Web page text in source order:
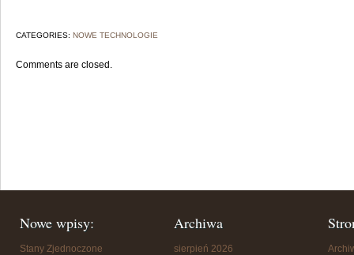
CATEGORIES: NOWE TECHNOLOGIE
Comments are closed.
Nowe wpisy:
Stany Zjednoczone
Archiwa
sierpień 2026